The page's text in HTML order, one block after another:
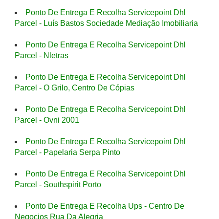
Ponto De Entrega E Recolha Servicepoint Dhl
Parcel - Luís Bastos Sociedade Mediação Imobiliaria
Ponto De Entrega E Recolha Servicepoint Dhl
Parcel - Nletras
Ponto De Entrega E Recolha Servicepoint Dhl
Parcel - O Grilo, Centro De Cópias
Ponto De Entrega E Recolha Servicepoint Dhl
Parcel - Ovni 2001
Ponto De Entrega E Recolha Servicepoint Dhl
Parcel - Papelaria Serpa Pinto
Ponto De Entrega E Recolha Servicepoint Dhl
Parcel - Southspirit Porto
Ponto De Entrega E Recolha Ups - Centro De
Negocios Rua Da Alegria